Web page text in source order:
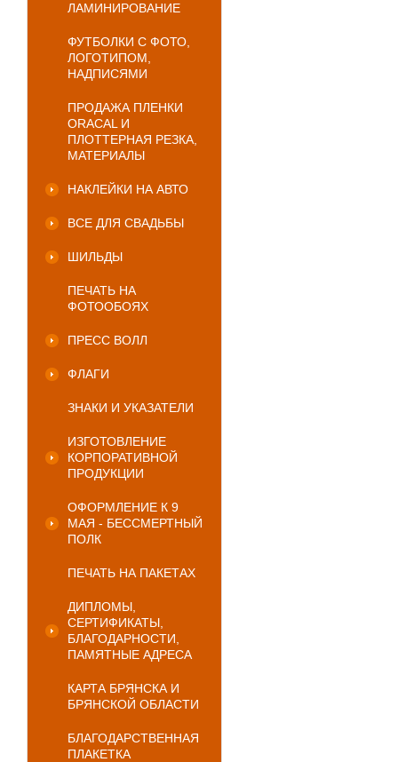
ЛАМИНИРОВАНИЕ
ФУТБОЛКИ С ФОТО,
ЛОГОТИПОМ,
НАДПИСЯМИ
ПРОДАЖА ПЛЕНКИ
ORACAL И
ПЛОТТЕРНАЯ РЕЗКА,
МАТЕРИАЛЫ
НАКЛЕЙКИ НА АВТО
ВСЕ ДЛЯ СВАДЬБЫ
ШИЛЬДЫ
ПЕЧАТЬ НА
ФОТООБОЯХ
ПРЕСС ВОЛЛ
ФЛАГИ
ЗНАКИ И УКАЗАТЕЛИ
ИЗГОТОВЛЕНИЕ
КОРПОРАТИВНОЙ
ПРОДУКЦИИ
ОФОРМЛЕНИЕ К 9
МАЯ - БЕССМЕРТНЫЙ
ПОЛК
ПЕЧАТЬ НА ПАКЕТАХ
ДИПЛОМЫ,
СЕРТИФИКАТЫ,
БЛАГОДАРНОСТИ,
ПАМЯТНЫЕ АДРЕСА
КАРТА БРЯНСКА И
БРЯНСКОЙ ОБЛАСТИ
БЛАГОДАРСТВЕННАЯ
ПЛАКЕТКА